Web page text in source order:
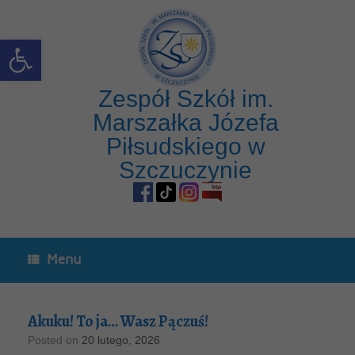
Open toolbar
Zespół Szkół im.
Marszałka Józefa
Piłsudskiego w
Szczuczynie
Menu
Akuku! To ja… Wasz Pączuś!
Posted on 20 lutego, 2026